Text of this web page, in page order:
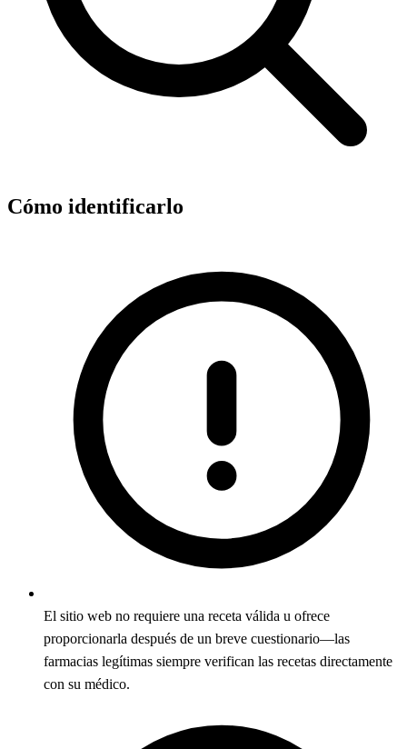
Cómo identificarlo
El sitio web no requiere una receta válida u ofrece
proporcionarla después de un breve cuestionario—las
farmacias legítimas siempre verifican las recetas directamente
con su médico.